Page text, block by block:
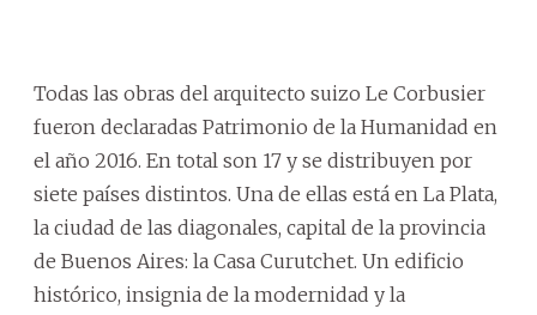
Todas las obras del arquitecto suizo Le Corbusier
fueron declaradas Patrimonio de la Humanidad en
el año 2016. En total son 17 y se distribuyen por
siete países distintos. Una de ellas está en La Plata,
la ciudad de las diagonales, capital de la provincia
de Buenos Aires: la Casa Curutchet. Un edificio
histórico, insignia de la modernidad y la